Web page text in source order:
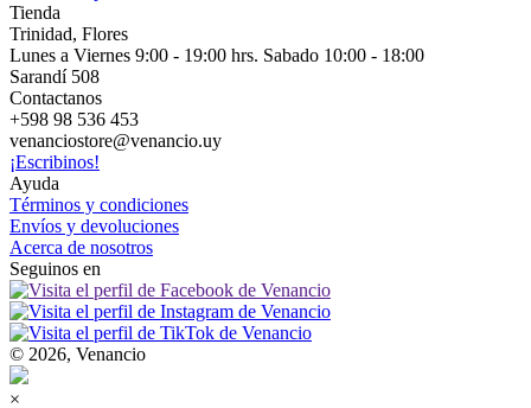
Tienda
Trinidad, Flores
Lunes a Viernes 9:00 - 19:00 hrs. Sabado 10:00 - 18:00
Sarandí 508
Contactanos
+598 98 536 453
venanciostore@venancio.uy
¡Escribinos!
Ayuda
Términos y condiciones
Envíos y devoluciones
Acerca de nosotros
Seguinos en
© 2026, Venancio
×